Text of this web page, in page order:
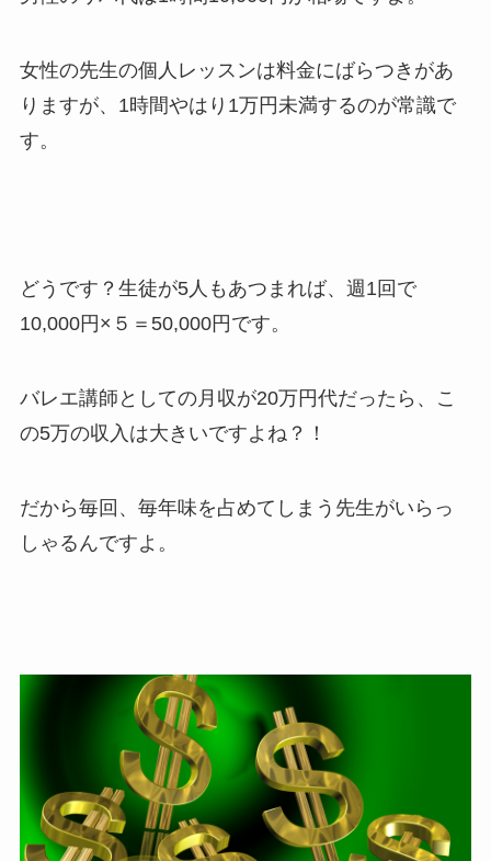
女性の先生の個人レッスンは料金にばらつきがあ
りますが、1時間やはり1万円未満するのが常識で
す。
どうです？生徒が5人もあつまれば、週1回で
10,000円×５＝50,000円です。
バレエ講師としての月収が20万円代だったら、こ
の5万の収入は大きいですよね？！
だから毎回、毎年味を占めてしまう先生がいらっ
しゃるんですよ。